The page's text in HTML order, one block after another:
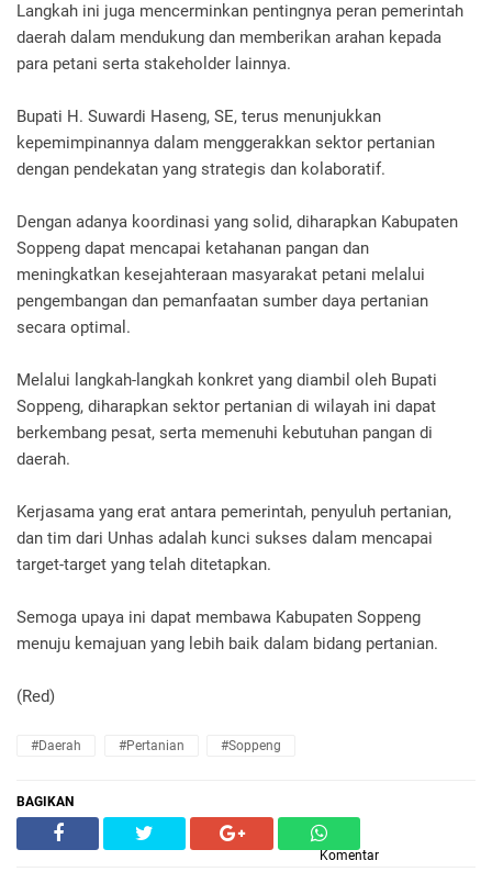
Langkah ini juga mencerminkan pentingnya peran pemerintah
daerah dalam mendukung dan memberikan arahan kepada
para petani serta stakeholder lainnya.
Bupati H. Suwardi Haseng, SE, terus menunjukkan
kepemimpinannya dalam menggerakkan sektor pertanian
dengan pendekatan yang strategis dan kolaboratif.
Dengan adanya koordinasi yang solid, diharapkan Kabupaten
Soppeng dapat mencapai ketahanan pangan dan
meningkatkan kesejahteraan masyarakat petani melalui
pengembangan dan pemanfaatan sumber daya pertanian
secara optimal.
Melalui langkah-langkah konkret yang diambil oleh Bupati
Soppeng, diharapkan sektor pertanian di wilayah ini dapat
berkembang pesat, serta memenuhi kebutuhan pangan di
daerah.
Kerjasama yang erat antara pemerintah, penyuluh pertanian,
dan tim dari Unhas adalah kunci sukses dalam mencapai
target-target yang telah ditetapkan.
Semoga upaya ini dapat membawa Kabupaten Soppeng
menuju kemajuan yang lebih baik dalam bidang pertanian.
(Red)
#Daerah #Pertanian #Soppeng
BAGIKAN
Komentar